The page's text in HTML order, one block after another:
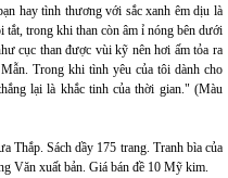
hay tình thương với sắc xanh êm dịu là
tắt, trong khi than còn âm ỉ nóng bên dưới
cục than được vùi kỹ nên hơi ấm tỏa ra
Trong khi tình yêu của tôi dành cho
lại là khắc tinh của thời gian." (Màu
Sách dầy 175 trang. Tranh bìa của
Văn xuất bản. Giá bán đề 10 Mỹ kim.